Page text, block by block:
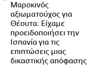
Μαροκινός
αξιωματούχος για
Θέουτα: Είχαμε
προειδοποιήσει την
Ισπανία για τις
επιπτώσεις μιας
δικαστικής απόφασης